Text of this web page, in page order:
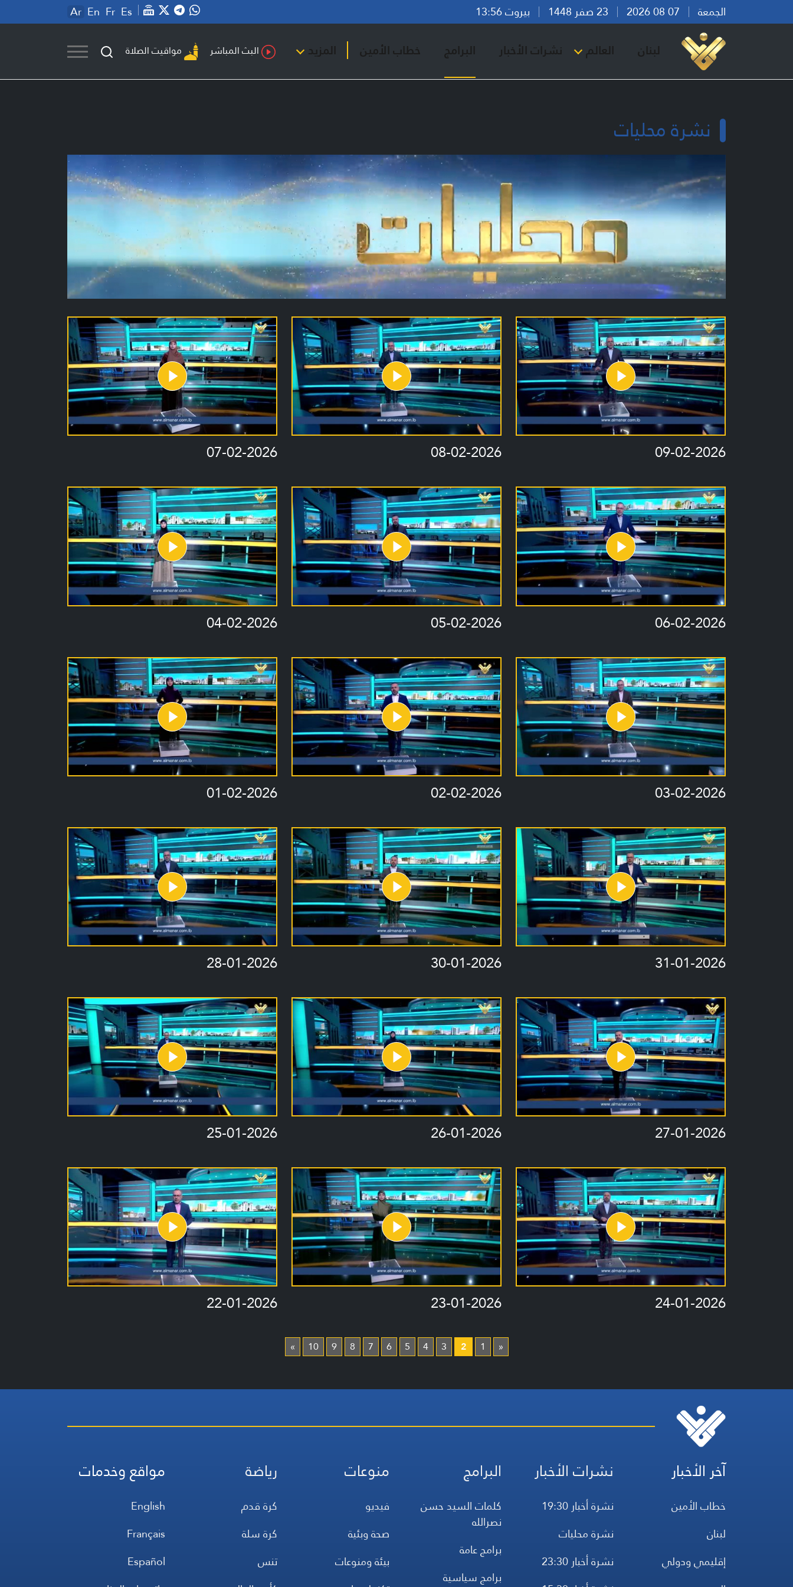
الجمعة بيروت 13:56 Ar En Fr Es
لبنان العالم نشرات الأخبار البرامج خطاب الأمين المزيد البث المباشر مواقيت الصلاة
نشرة محليات
09-02-2026
08-02-2026
07-02-2026
06-02-2026
05-02-2026
04-02-2026
03-02-2026
02-02-2026
01-02-2026
31-01-2026
30-01-2026
28-01-2026
27-01-2026
26-01-2026
25-01-2026
24-01-2026
23-01-2026
22-01-2026
«
1
2
3
4
5
6
7
8
9
10
»
آخر الأخبار
خطاب الأمين
لبنان
إقليمي ودولي
نشرات الأخبار
نشرة أخبار 19:30
نشرة محليات
نشرة أخبار 23:30
البرامج
كلمات السيد حسن
نصرالله
برامج عامة
برامج سياسية
منوعات
فيديو
صحة وبئية
بيئة ومنوعات
رياضة
كرة قدم
كرة سلة
تنس
مواقع وخدمات
English
Français
Español